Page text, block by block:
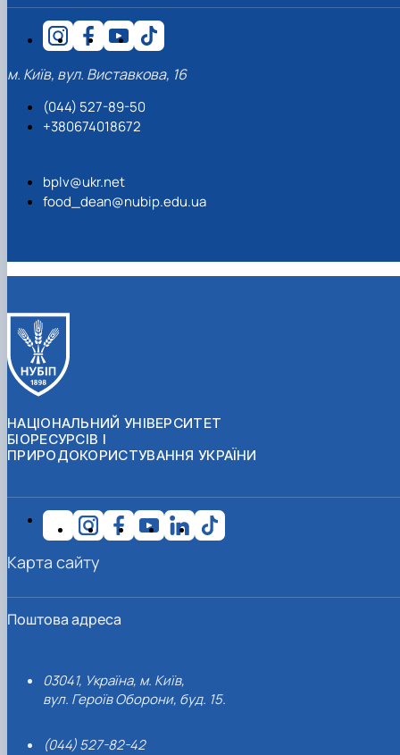
м. Київ, вул. Виставкова, 16
(044) 527-89-50
+380674018672
bplv@ukr.net
food_dean@nubip.edu.ua
НАЦІОНАЛЬНИЙ УНІВЕРСИТЕТ
БІОРЕСУРСІВ І
ПРИРОДОКОРИСТУВАННЯ УКРАЇНИ
Поштова адреса
03041, Україна, м. Київ,
вул. Героїв Оборони, буд. 15.
(044) 527-82-42
Карта сайту